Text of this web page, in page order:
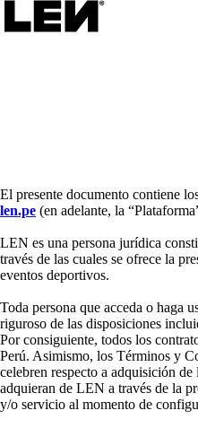
El presente documento contiene
len.pe (en adelante, la
LEN es una persona jurídica
través de las cuales se ofrece la
eventos deportivos.
Toda persona que acceda o haga
riguroso de las disposiciones
Por consiguiente, todos los
Perú. Asimismo, los Términos y
celebren respecto a adquisición
adquieran de LEN a través de la
y/o servicio al momento de